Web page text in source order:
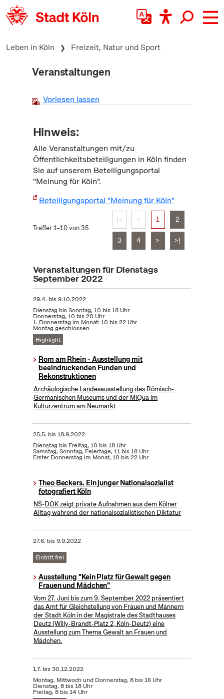
zum Inhalt springen
Leben in Köln Freizeit, Natur und Sport
Veranstaltungen
Vorlesen lassen
Hinweis:
Alle Veranstaltungen mit/zu
Öffentlichkeitsbeteiligungen in Köln finden
Sie auf unserem Beteiligungsportal
"Meinung für Köln".
Beteiligungsportal "Meinung für Köln"
Treffer 1–10 von 35
|< < 1 2
3 4 > >|
Veranstaltungen für Dienstags
September 2022
29.4. bis9.10.2022
Dienstag bis Sonntag, 10 bis 18 Uhr
Donnerstag, 10 bis 20 Uhr
1. Donnerstag im Monat: 10 bis 22 Uhr
Montag geschlossen
Highlight
Rom am Rhein - Ausstellung mit
beeindruckenden Funden und
Rekonstruktionen
Archäologische Landesausstellung des Römisch-
Germanischen Museums und der MiQua im
Kulturzentrum am Neumarkt
25.5. bis18.9.2022
Dienstag bis Freitag, 10 bis 18 Uhr
Samstag, Sonntag, Feiertage, 11 bis 18 Uhr
Erster Donnerstag im Monat, 10 bis 22 Uhr
Theo Beckers. Ein junger Nationalsozialist
fotografiert Köln
NS-DOK zeigt private Aufnahmen aus dem Kölner
Alltag während der nationalsozialistischen Diktatur
27.6. bis9.9.2022
Eintritt frei
Ausstellung "Kein Platz für Gewalt gegen
Frauen und Mädchen"
Vom 27. Juni bis zum 9. September 2022 präsentiert
das Amt für Gleichstellung von Frauen und Männern
der Stadt Köln in der Magistrale des Stadthauses
Deutz (Willy-Brandt-Platz 2, Köln-Deutz) eine
Ausstellung zum Thema Gewalt an Frauen und
Mädchen.
1.7. bis30.12.2022
Montag, Mittwoch und Donnerstag, 8 bis 16 Uhr
Dienstag, 8 bis 18 Uhr
Freitag, 8 bis 14 Uhr